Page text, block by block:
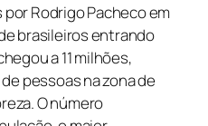
Rodrigo Pacheco em
brasileiros entrando
a 11 milhões,
pessoas na zona de
O número